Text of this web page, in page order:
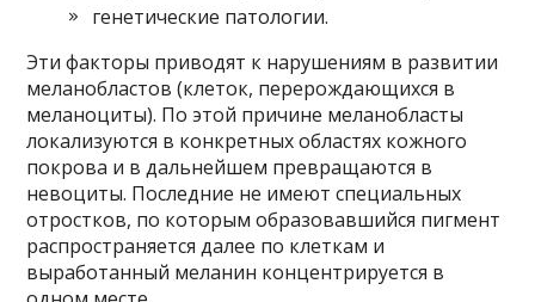
генетические патологии.
Эти факторы приводят к нарушениям в развитии
меланобластов (клеток, перерождающихся в
меланоциты). По этой причине меланобласты
локализуются в конкретных областях кожного
покрова и в дальнейшем превращаются в
невоциты. Последние не имеют специальных
отростков, по которым образовавшийся пигмент
распространяется далее по клеткам и
выработанный меланин концентрируется в